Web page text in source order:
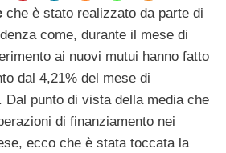
che è stato realizzato da parte di
come, durante il mese di
ai nuovi mutui hanno fatto
dal 4,21% del mese di
Dal punto di vista della media che
di finanziamento nei
ecco che è stata toccata la